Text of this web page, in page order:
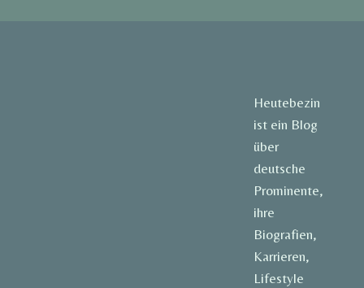
Heutebezin
ist ein Blog
über
deutsche
Prominente,
ihre
Biografien,
Karrieren,
Lifestyle